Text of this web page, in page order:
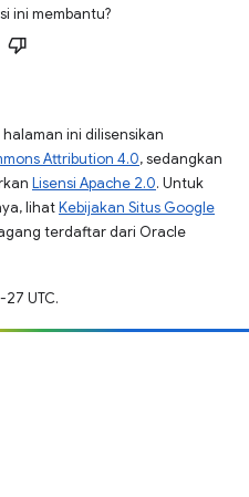
ini membantu?
ini dilisensikan
Attribution 4.0, sedangkan
Lisensi Apache 2.0. Untuk
lihatKebijakan Situs Google
terdaftar dari Oracle
UTC.